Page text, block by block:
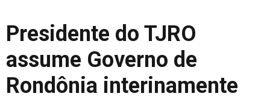
Presidente do TJRO
assume Governo de
Rondônia interinamente